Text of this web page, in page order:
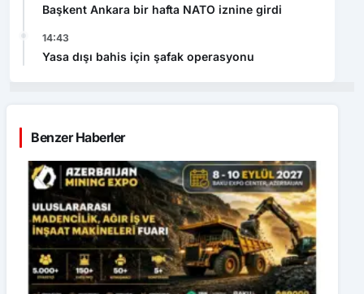
Başkent Ankara bir hafta NATO iznine girdi
14:43
Yasa dışı bahis için şafak operasyonu
Benzer Haberler